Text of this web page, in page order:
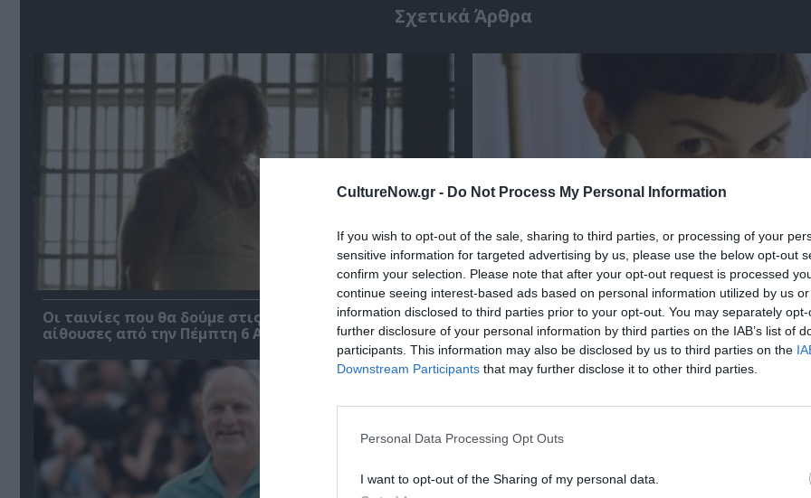
CultureNow.gr - Do Not Process My Personal Information
If you wish to opt-out of the sale, sharing to third parties, or processing of your
sensitive information for targeted advertising by us, please use the below opt-out
confirm your selection. Please note that after your opt-out request is processed
continue seeing interest-based ads based on personal information utilized by us
information disclosed to third parties prior to your opt-out. You may separately
further disclosure of your personal information by third parties on the IAB’s list of
participants. This information may also be disclosed by us to third parties on the
Downstream Participants that may further disclose it to other third parties.
Personal Data Processing Opt Outs
I want to opt-out of the Sharing of my personal data.
Σχετικά Άρθρα
Οι ταινίες που θα δούμε στις κινηματογραφικές
αίθουσες από την Πέμπτη 6 Αυγούστου
Αύγουστος 2026 στο Cinobo: Δυνατές
πρεμιέρες που δεν βρίσκεις πουθενά